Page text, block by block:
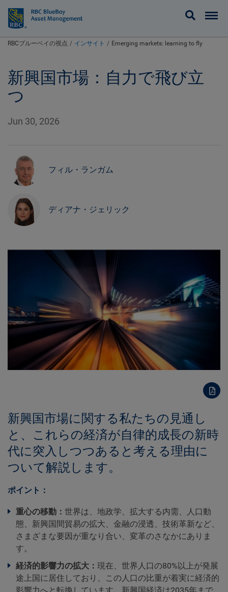
BlueBay
RBCブルーベイの視点 インサイト Emerging markets: learning to fly
新興国市場：自力で飛び立
つ
Jun 30, 2026
フィル・ランガム
ディアナ・ジェリック
新興国市場に関する私たちの見通し
と、これらの経済が自律的成長の新時
代に突入しつつあると考える理由に
ついて解説します。
ポイント：
重心の移動： 世界は、地政学、拡大する内需、人口動
態、新興国間貿易の拡大、金融の浸透、技術革新など、
さまざまな要因が重なり合い、変革のさなかにありま
す。
経済的影響力の拡大： 現在、世界人口の80%以上が発展
途上国に居住しており、この人口の比重が着実に経済的